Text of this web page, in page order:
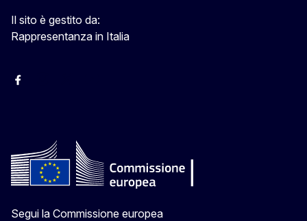
Il sito è gestito da:
Rappresentanza in Italia
Facebook Europa in Italia
Segui la Commissione europea